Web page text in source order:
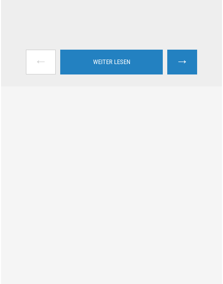
← WEITER LESEN →